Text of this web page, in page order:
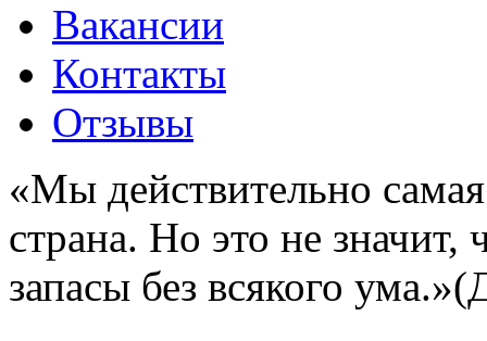
Вакансии
Контакты
Отзывы
«Мы действительно
страна. Но это не
запасы без всякого ума.»